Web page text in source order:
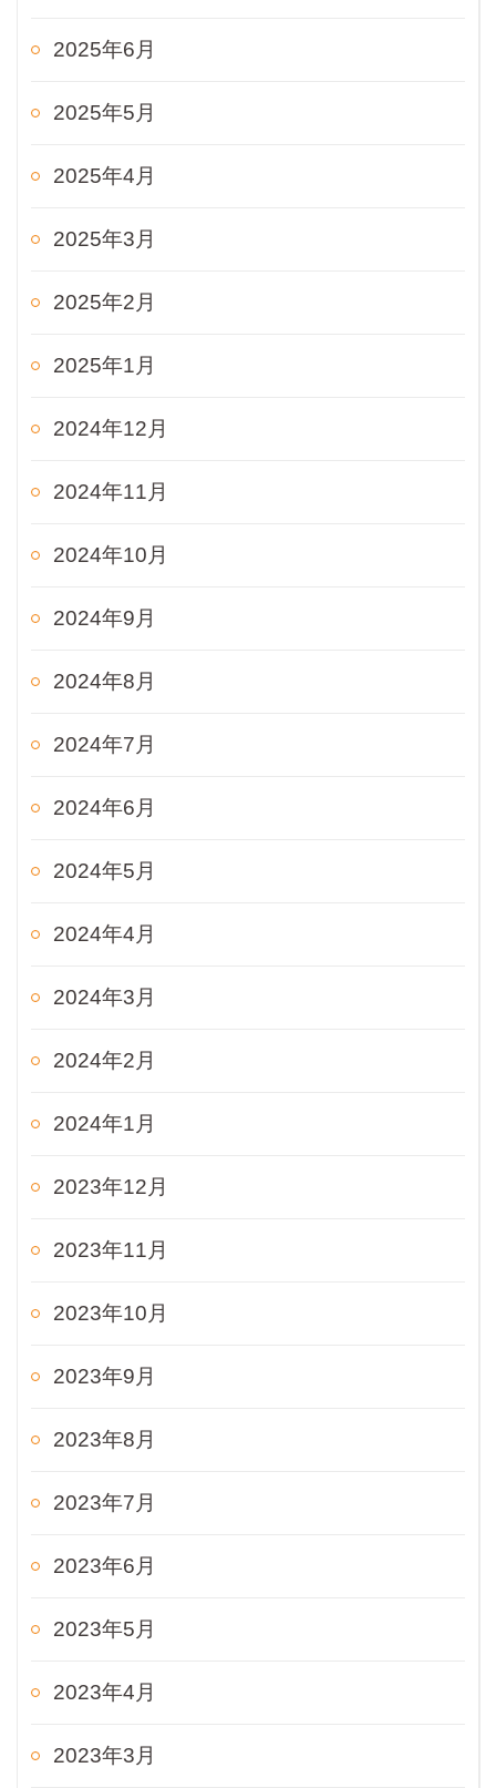
2025年6月
2025年5月
2025年4月
2025年3月
2025年2月
2025年1月
2024年12月
2024年11月
2024年10月
2024年9月
2024年8月
2024年7月
2024年6月
2024年5月
2024年4月
2024年3月
2024年2月
2024年1月
2023年12月
2023年11月
2023年10月
2023年9月
2023年8月
2023年7月
2023年6月
2023年5月
2023年4月
2023年3月